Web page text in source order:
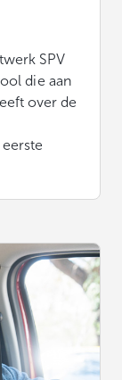
SPV
die aan
over de